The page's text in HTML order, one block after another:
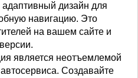
адаптивный дизайн для
навигацию. Это
на вашем сайте и
является неотъемлемой
Создавайте